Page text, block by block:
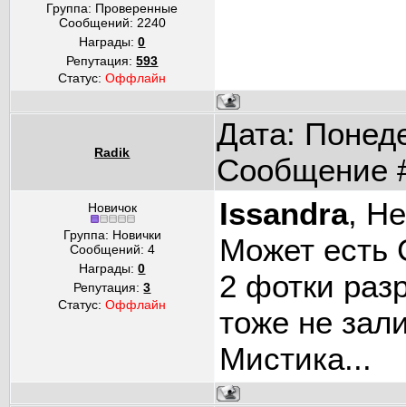
Группа: Проверенные
Сообщений: 2240
Награды:0
Репутация:593
Статус:Оффлайн
Radik
Дата:
Сообщение
Новичок
Группа: Новички
Сообщений: 4
Награды:0
Репутация:3
Статус:Оффлайн
Issandra,
Может есть
2 фотки
тоже не
Мистика...